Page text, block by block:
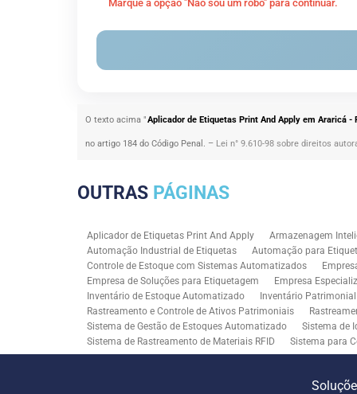
Marque a opção "Não sou um robô" para continuar.
O texto acima "Aplicador de Etiquetas Print And Apply em Araricá -
no artigo 184 do Código Penal. – Lei n° 9.610-98 sobre direitos
OUTRAS PÁGINAS
Aplicador de Etiquetas Print And Apply
Armazenagem
Automação Industrial de Etiquetas
Automação para
Controle de Estoque com Sistemas Automatizados
Empresa de Soluções para Etiquetagem
Empresa
Inventário de Estoque Automatizado
Inventário
Rastreamento e Controle de Ativos Patrimoniais
Sistema de Gestão de Estoques Automatizado
Sistema de
Sistema de Rastreamento de Materiais RFID
Sistema para
Solução RFID para Controle Patrimonial Industrial
Solução
Tecnologia de